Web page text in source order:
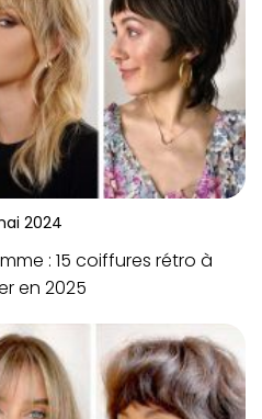
2024
: 15 coiffures rétro à
en 2025